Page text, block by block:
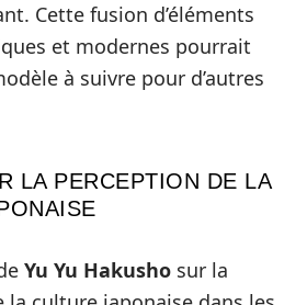
Cette fusion d’éléments
et modernes pourrait
à suivre pour d’autres
LA PERCEPTION DE LA
Yu Yu Hakusho sur la